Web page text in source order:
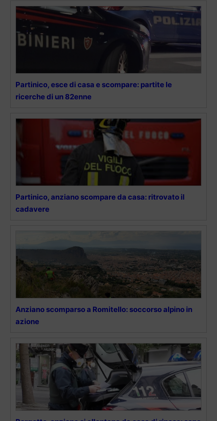
Partinico, esce di casa e scompare: partite le
ricerche di un 82enne
Partinico, anziano scompare da casa: ritrovato il
cadavere
Anziano scomparso a Romitello: soccorso alpino in
azione